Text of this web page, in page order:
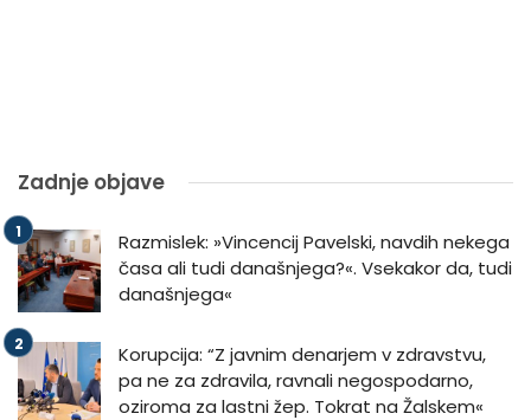
Zadnje objave
Razmislek: »Vincencij Pavelski, navdih nekega
časa ali tudi današnjega?«. Vsekakor da, tudi
današnjega«
Korupcija: “Z javnim denarjem v zdravstvu,
pa ne za zdravila, ravnali negospodarno,
oziroma za lastni žep. Tokrat na Žalskem«